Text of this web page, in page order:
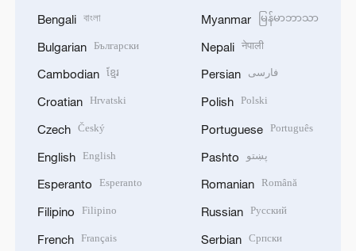
Bengali বাংলা
Bulgarian Български
Cambodian ខ្មែរ
Croatian Hrvatski
Czech Český
English English
Esperanto Esperanto
Filipino Filipino
French Français
Myanmar မြန်မာဘာသာ
Nepali नेपाली
Persian فارسی
Polish Polski
Portuguese Português
Pashto پښتو
Romanian Română
Russian Русский
Serbian Српски